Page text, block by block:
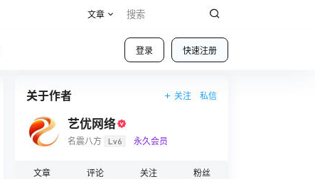
文章
登录 快速注册
关于作者 关注 私信
艺优网络
名震八方 Lv6 永久会员
文章 评论 关注 粉丝